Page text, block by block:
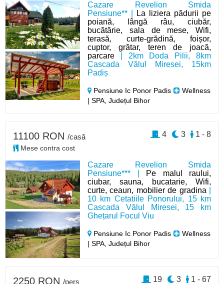
Cazare Revelion Smida
Pensiune** |
La liziera pădurii pe
poiană, lângă râu, ciubăr,
bucătărie, sala de mese, Wifi,
terasă, curte-grădină, foișor,
cuptor, grătar, teren de joacă,
parcare | 2km Doda Pilii, 8km
Cascada Vălul Miresei, 15km
Padiș
Pensiune Ic Ponor Padis
Wellness
| SPA, Județul Bihor
Cazare Revelion Smida
Pensiune*** |
Pe malul raului,
ciubar, sauna, bucatarie, Wifi,
curte, ceaun, mobilier de gradina
10 km Cetatiile Ponorului, 15 km
Cascada Vălul Miresei, 15 km
Ghețarul Focul Viu
Pensiune Ic Ponor Padis
Wellness
| SPA, Județul Bihor
11100 RON /casă
Mese contra cost
1 - 8
3
4
2250 RON /pers 1 - 67
3
19